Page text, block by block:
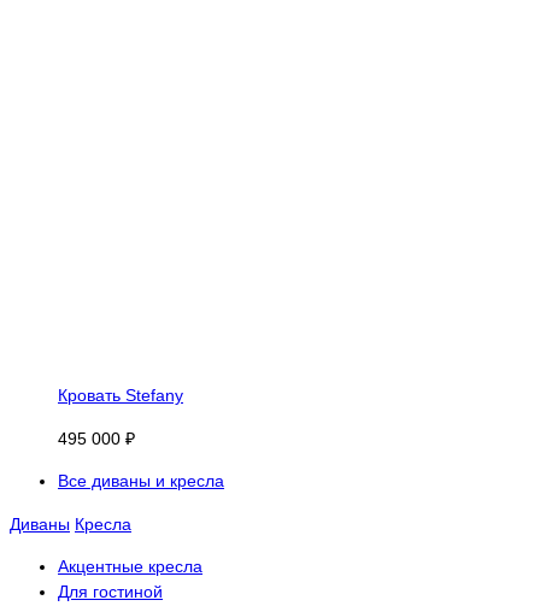
Кровать Stefany
495 000 ₽
Все диваны и кресла
Диваны Кресла
Акцентные кресла
Для гостиной